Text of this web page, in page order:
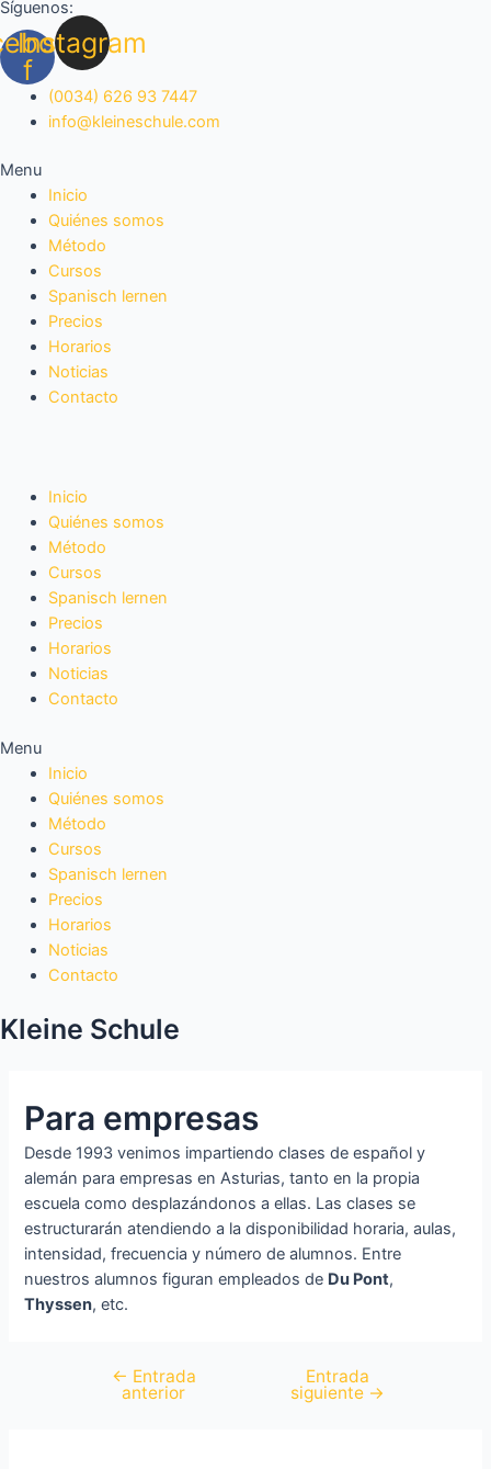
Ir
al
contenido
Síguenos:
f
Instagram
(0034) 626 93 7447
info@kleineschule.com
Menu
Inicio
Quiénes somos
Método
Cursos
Spanisch lernen
Precios
Horarios
Noticias
Contacto
Inicio
Quiénes somos
Método
Cursos
Spanisch lernen
Precios
Horarios
Noticias
Contacto
Menu
Inicio
Quiénes somos
Método
Cursos
Spanisch lernen
Precios
Horarios
Noticias
Contacto
Kleine Schule
Para empresas
Desde 1993 venimos impartiendo clases de español y
alemán para empresas en Asturias, tanto en la propia
escuela como desplazándonos a ellas. Las clases se
estructurarán atendiendo a la disponibilidad horaria, aulas,
intensidad, frecuencia y número de alumnos. Entre
nuestros alumnos figuran empleados de Du Pont,
Thyssen, etc.
Navegación
de
entradas
← Entrada
anterior
Entrada
siguiente →